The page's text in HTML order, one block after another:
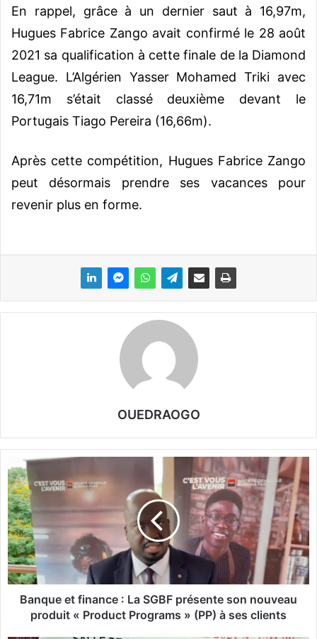
En rappel, grâce à un dernier saut à 16,97m,
Hugues Fabrice Zango avait confirmé le 28 août
2021 sa qualification à cette finale de la Diamond
League. L’Algérien Yasser Mohamed Triki avec
16,71m s’était classé deuxième devant le
Portugais Tiago Pereira (16,66m).
Après cette compétition, Hugues Fabrice Zango
peut désormais prendre ses vacances pour
revenir plus en forme.
OUEDRAOGO
B
a
n
q
u
e
e
t
f
Banque et finance : La SGBF présente son nouveau
produit « Product Programs » (PP) à ses clients